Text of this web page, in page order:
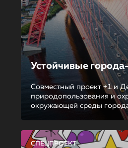
Устойчивые
Совместный проект +1 и
природопользования и
окружающей среды
СПЕЦПРОЕКТ